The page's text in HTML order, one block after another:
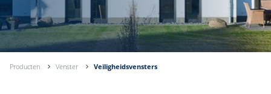
Producten Venster Veiligheidsvensters